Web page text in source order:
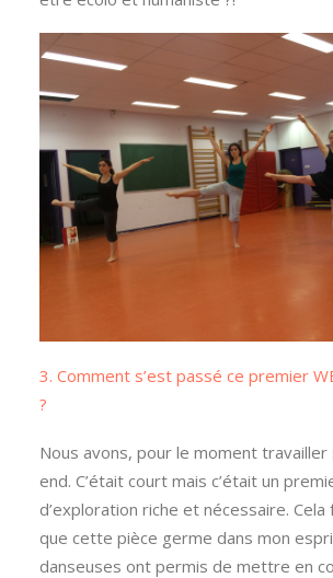
3. Comment s’est passé ce premier
?
Nous avons, pour le moment travailler
end. C’était court mais c’était un
d’exploration riche et nécessaire.
que cette pièce germe dans mon
danseuses ont permis de mettre en